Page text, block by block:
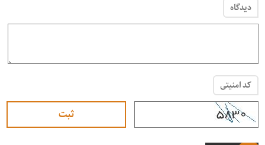
دیدگاه
کد امنیتی